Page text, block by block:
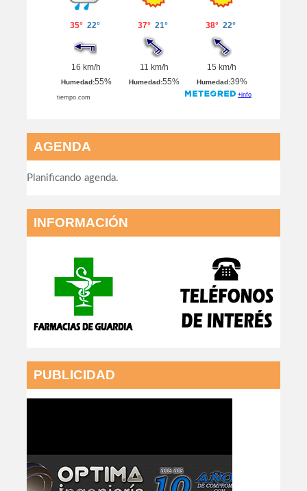
AGENDA
Planificando agenda.
INFORMACIÓN
PUBLICIDAD